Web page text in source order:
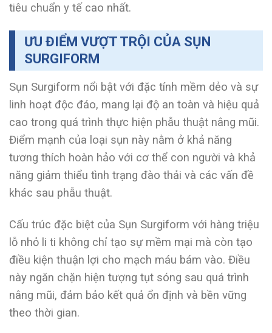
tiêu chuẩn y tế cao nhất.
ƯU ĐIỂM VƯỢT TRỘI CỦA SỤN
SURGIFORM
Sụn Surgiform nổi bật với đặc tính mềm dẻo và sự
linh hoạt độc đáo, mang lại độ an toàn và hiệu quả
cao trong quá trình thực hiện phẫu thuật nâng mũi.
Điểm mạnh của loại sụn này nằm ở khả năng
tương thích hoàn hảo với cơ thể con người và khả
năng giảm thiểu tình trạng đào thải và các vấn đề
khác sau phẫu thuật.
Cấu trúc đặc biệt của Sụn Surgiform với hàng triệu
lỗ nhỏ li ti không chỉ tạo sự mềm mại mà còn tạo
điều kiện thuận lợi cho mạch máu bám vào. Điều
này ngăn chặn hiện tượng tụt sóng sau quá trình
nâng mũi, đảm bảo kết quả ổn định và bền vững
theo thời gian.